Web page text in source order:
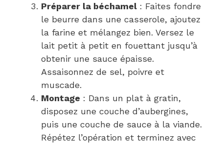
Préparer la béchamel : Faites fondre
le beurre dans une casserole, ajoutez
la farine et mélangez bien. Versez le
lait petit à petit en fouettant jusqu’à
obtenir une sauce épaisse.
Assaisonnez de sel, poivre et
muscade.
Montage : Dans un plat à gratin,
disposez une couche d’aubergines,
puis une couche de sauce à la viande.
Répétez l’opération et terminez avec